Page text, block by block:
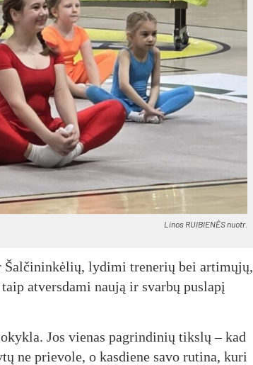
Li­nos RUI­BIE­NĖS nuo­tr.
Šal­či­nin­kė­lių, ly­di­mi tre­ne­rių bei ar­ti­mų­jų,
at­vers­da­mi nau­ją ir svar­bų pus­la­pį
Jos vie­nas pa­grin­di­nių tiks­lų – kad
ne prie­vo­le, o kas­die­ne sa­vo ru­ti­na, ku­ri